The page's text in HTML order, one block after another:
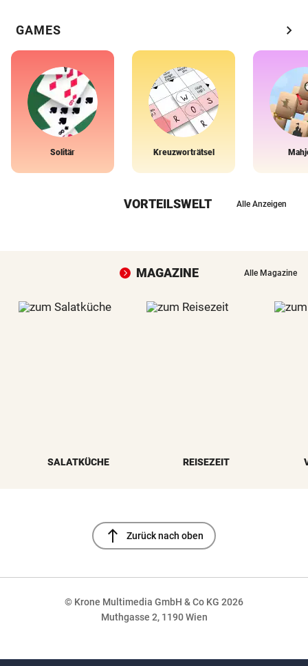
GAMES chevron_right
Solitär Kreuzworträtsel
VORTEILSWELT Alle Anzeigen
MAGAZINE Alle Magazine
SALATKÜCHE REISEZEIT
north Zurück nach oben
© Krone Multimedia GmbH & Co KG 2026
Muthgasse 2, 1190 Wien
NaN%